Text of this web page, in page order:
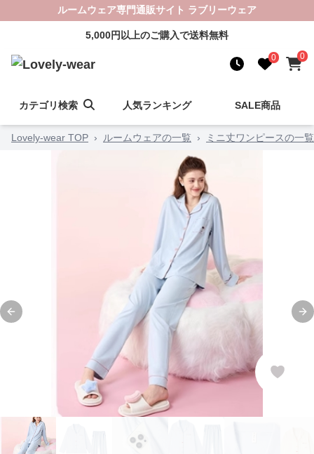
ルームウェア専門通販サイト ラブリーウェア
5,000円以上のご購入で送料無料
0 0
カテゴリ検索 人気ランキング SALE商品
Lovely-wear TOP › ルームウェアの一覧 › ミニ丈ワンピースの一覧
Previous slide